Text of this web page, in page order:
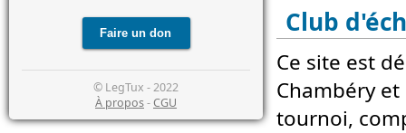
© LegTux - 2022
À propos-CGU
Club
Ce site est
Chambéry
tournoi,